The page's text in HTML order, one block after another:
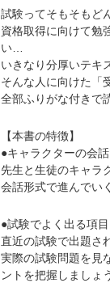
試験ってそもそもど
資格取得に向けて勉
い…
いきなり分厚いテキ
そんな人に向けた「
全部ふりがな付きで
【本書の特徴】
●キャラクターの会
先生と生徒のキャラ
会話形式で進んでい
●試験でよく出る項
直近の試験で出題さ
実際の試験問題を見
ントを把握しましょう